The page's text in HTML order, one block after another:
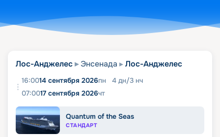
Лос-Анджелес Энсенада Лос-Анджелес
16:0014 сентября 2026пн 4 дн/3 нч
07:0017 сентября 2026чт
Quantum of the Seas
СТАНДАРТ